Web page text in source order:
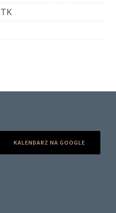
KALENDARZ NA GOOGLE